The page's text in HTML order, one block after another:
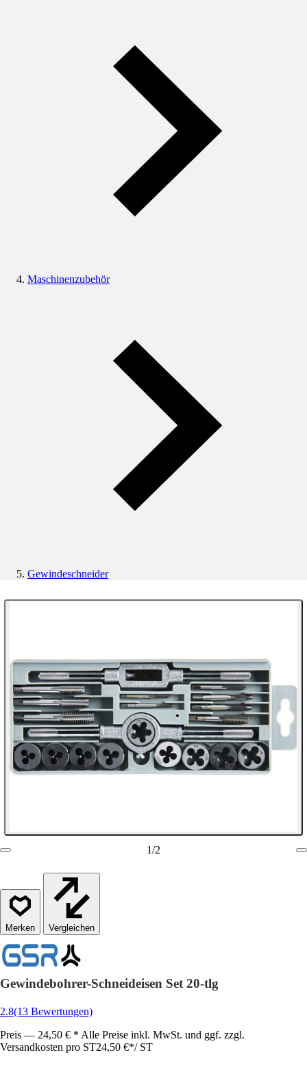
Maschinenzubehör
Gewindeschneider
1/2
Vergleichen
Gewindebohrer-Schneideisen Set 20-tlg
2.8(13 Bewertungen)
Preis — 24,50 € * Alle Preise inkl. MwSt. und ggf. zzgl.
Versandkosten pro ST24,50 €*/ ST